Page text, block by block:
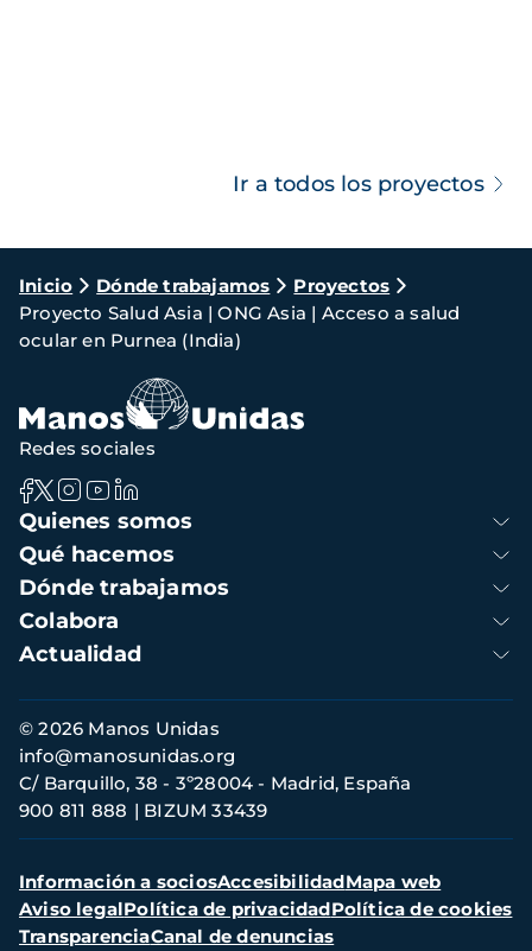
Ir a todos los proyectos
Ruta
de
navegación
Inicio Dónde trabajamos
Proyectos
Proyecto Salud Asia | ONG Asia | Acceso a salud
ocular en Purnea (India)
Navegación
principal
Quienes somos
Qué hacemos
Dónde trabajamos
Colabora
Actualidad
Redes sociales
Información
de
contacto
© 2026 Manos Unidas
C/ Barquillo, 38 - 3º28004 - Madrid, España
900 811 888
BIZUM 33439
info@manosunidas.org
Menú
secundario
Información a sociosAccesibilidadMapa web
Aviso legalPolítica de privacidadPolítica de cookies
TransparenciaCanal de denuncias